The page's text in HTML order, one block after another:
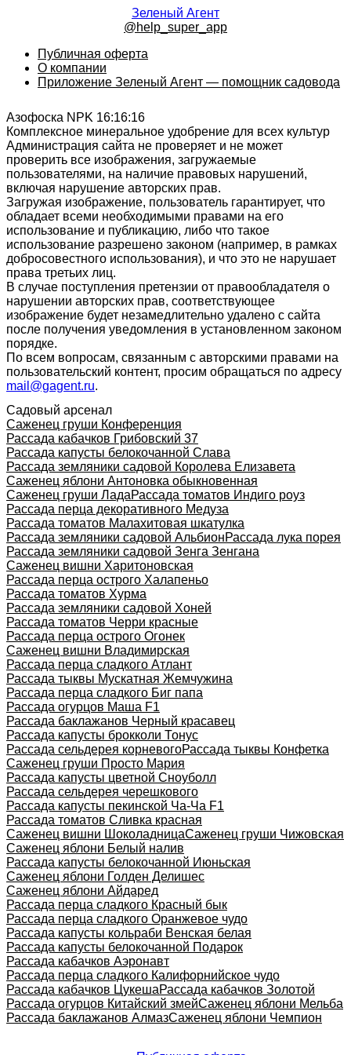
Зеленый Агент
@help_super_app
Публичная оферта
О компании
Приложение Зеленый Агент — помощник садовода
Азофоска NPK 16:16:16
Комплексное минеральное удобрение для всех культур
Администрация сайта не проверяет и не может
проверить все изображения, загружаемые
пользователями, на наличие правовых нарушений,
включая нарушение авторских прав.
Загружая изображение, пользователь гарантирует, что
обладает всеми необходимыми правами на его
использование и публикацию, либо что такое
использование разрешено законом (например, в рамках
добросовестного использования), и что это не нарушает
права третьих лиц.
В случае поступления претензии от правообладателя о
нарушении авторских прав, соответствующее
изображение будет незамедлительно удалено с сайта
после получения уведомления в установленном законом
порядке.
По всем вопросам, связанным с авторскими правами на
пользовательский контент, просим обращаться по адресу
mail@gagent.ru.
Садовый арсенал
Саженец груши Конференция
Рассада кабачков Грибовский 37
Рассада капусты белокочанной Слава
Рассада земляники садовой Королева Елизавета
Саженец яблони Антоновка обыкновенная
Саженец груши ЛадаРассада томатов Индиго роуз
Рассада перца декоративного Медуза
Рассада томатов Малахитовая шкатулка
Рассада земляники садовой АльбионРассада лука порея
Рассада земляники садовой Зенга Зенгана
Саженец вишни Харитоновская
Рассада перца острого Халапеньо
Рассада томатов Хурма
Рассада земляники садовой Хоней
Рассада томатов Черри красные
Рассада перца острого Огонек
Саженец вишни Владимирская
Рассада перца сладкого Атлант
Рассада тыквы Мускатная Жемчужина
Рассада перца сладкого Биг папа
Рассада огурцов Маша F1
Рассада баклажанов Черный красавец
Рассада капусты брокколи Тонус
Рассада сельдерея корневогоРассада тыквы Конфетка
Саженец груши Просто Мария
Рассада капусты цветной Сноуболл
Рассада сельдерея черешкового
Рассада капусты пекинской Ча-Ча F1
Рассада томатов Сливка красная
Саженец вишни ШоколадницаСаженец груши Чижовская
Саженец яблони Белый налив
Рассада капусты белокочанной Июньская
Саженец яблони Голден Делишес
Саженец яблони Айдаред
Рассада перца сладкого Красный бык
Рассада перца сладкого Оранжевое чудо
Рассада капусты кольраби Венская белая
Рассада капусты белокочанной Подарок
Рассада кабачков Аэронавт
Рассада перца сладкого Калифорнийское чудо
Рассада кабачков ЦукешаРассада кабачков Золотой
Рассада огурцов Китайский змейСаженец яблони Мельба
Рассада баклажанов АлмазСаженец яблони Чемпион